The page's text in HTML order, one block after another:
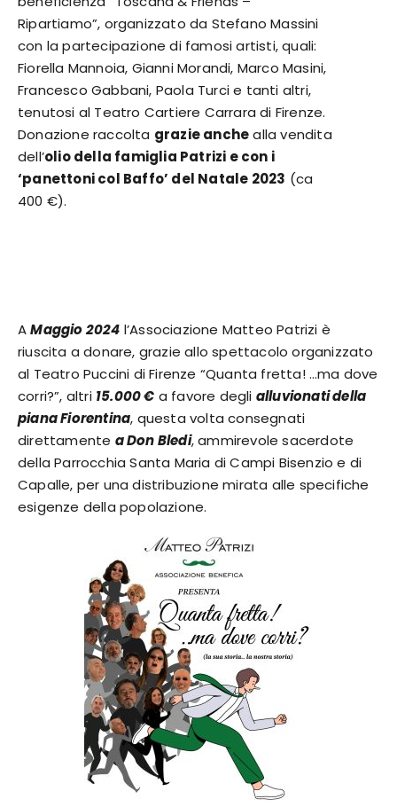
Ripartiamo”, organizzato da Stefano Massini
con la partecipazione di famosi artisti, quali:
Fiorella Mannoia, Gianni Morandi, Marco Masini,
Francesco Gabbani, Paola Turci e tanti altri,
tenutosi al Teatro Cartiere Carrara di Firenze.
Donazione raccolta grazie anchealla vendita
dell’olio della famiglia Patrizi e con i
‘panettoni col Baffo’ del Natale 2023 (ca
400 €).
AMaggio 2024 l’Associazione Matteo Patrizi è
riuscita a donare, grazie allo spettacolo organizzato
al Teatro Puccini di Firenze “Quanta fretta! …ma dove
corri?”, altri 15.000 € a favore degli alluvionati della
piana Fiorentina, questa volta consegnati
direttamente a Don Bledi, ammirevole sacerdote
della Parrocchia Santa Maria di Campi Bisenzio e di
Capalle, per una distribuzione mirata alle specifiche
esigenze della popolazione.